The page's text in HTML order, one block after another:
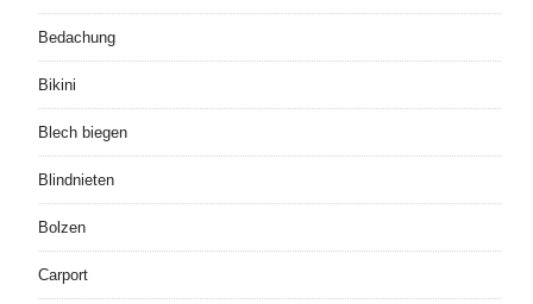
Bedachung
Bikini
Blech biegen
Blindnieten
Bolzen
Carport